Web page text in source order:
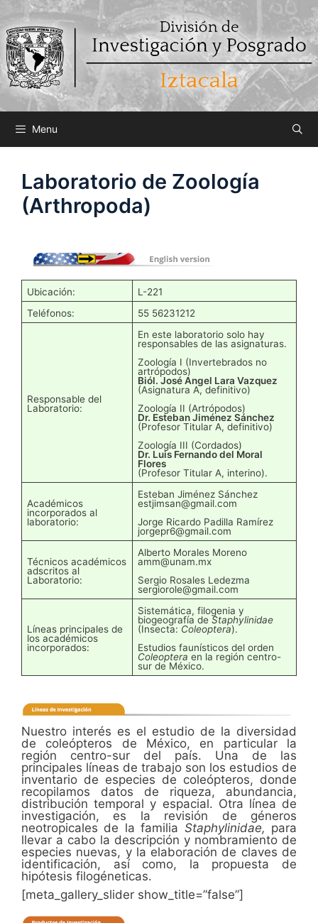
Saltar
contenido
Menu
Laboratorio de Zoología
(Arthropoda)
Ubicación:
L-221
Teléfonos:
55 56231212
Responsable del
Laboratorio:
En este laboratorio solo hay
responsables de las asignaturas.
Zoología I (Invertebrados no
artrópodos)
Biól. José Angel Lara Vazquez
(Asignatura A, definitivo)
Zoología II (Artrópodos)
Dr. Esteban Jiménez Sánchez
(Profesor Titular A, definitivo)
Zoología III (Cordados)
Dr. Luis Fernando del Moral
Flores
(Profesor Titular A, interino).
Académicos
incorporados al
laboratorio:
Esteban Jiménez Sánchez
estjimsan@gmail.com
Jorge Ricardo Padilla Ramírez
jorgepr6@gmail.com
Técnicos académicos
adscritos al
Laboratorio:
Alberto Morales Moreno
amm@unam.mx
Sergio Rosales Ledezma
sergiorole@gmail.com
Líneas principales de
los académicos
incorporados:
Sistemática, filogenia y
biogeografía de Staphylinidae
(Insecta: Coleoptera).
Estudios faunísticos del orden
Coleoptera en la región centro-
sur de México.
Nuestro interés es el estudio de la diversidad
de coleópteros de México, en particular la
región centro-sur del país. Una de las
principales líneas de trabajo son los estudios de
inventario de especies de coleópteros, donde
recopilamos datos de riqueza, abundancia,
distribución temporal y espacial. Otra línea de
investigación, es la revisión de géneros
neotropicales de la familia Staphylinidae, para
llevar a cabo la descripción y nombramiento de
especies nuevas, y la elaboración de claves de
identificación, así como, la propuesta de
hipótesis filogéneticas.
[meta_gallery_slider show_title=”false”]